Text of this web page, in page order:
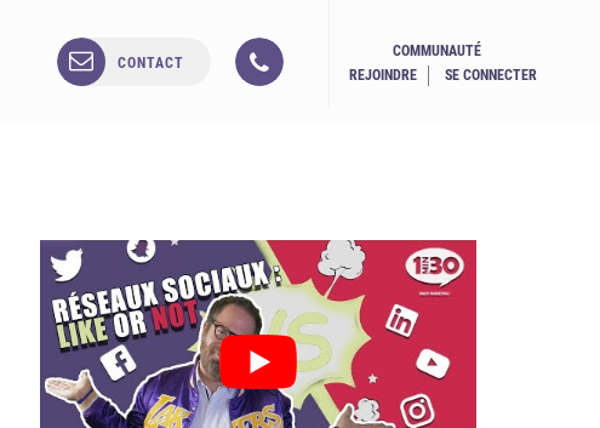
CONTACT
COMMUNAUTÉ
REJOINDRE
SE CONNECTER